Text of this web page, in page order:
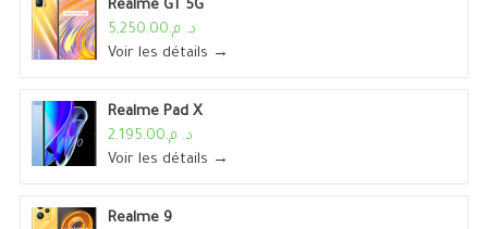
Realme GT 5G
د. م.5,250.00
Voir les détails →
Realme Pad X
د. م.2,195.00
Voir les détails →
Realme 9